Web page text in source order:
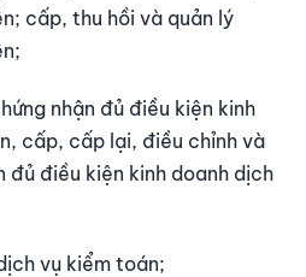
cấp, thu hồi và quản lý
nhận đủ điều kiện kinh
cấp, cấp lại, điều chỉnh và
đủ điều kiện kinh doanh dịch
vụ kiểm toán;